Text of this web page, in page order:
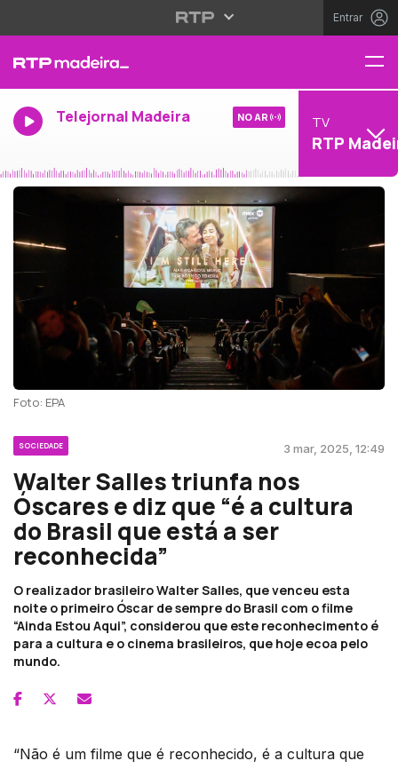
Entrar
Telejornal Madeira NO AR TV
RTP
Foto: EPA
SOCIEDADE 3 mar, 2025, 12:49
Walter Salles triunfa nos
Óscares e diz que “é a cultura
do Brasil que está a ser
reconhecida”
O realizador brasileiro Walter Salles, que venceu esta
noite o primeiro Óscar de sempre do Brasil com o filme
“Ainda Estou Aqui”, considerou que este reconhecimento é
para a cultura e o cinema brasileiros, que hoje ecoa pelo
mundo.
“Não é um filme que é reconhecido, é a cultura que